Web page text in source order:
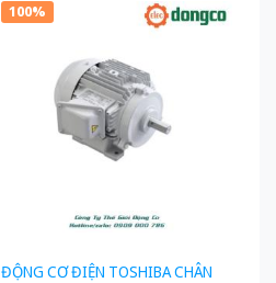
100%
ĐỘNG CƠ ĐIỆN TOSHIBA CHÂN